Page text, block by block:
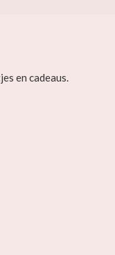
en cadeaus.